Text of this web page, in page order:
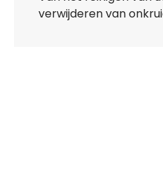
verwijderen van